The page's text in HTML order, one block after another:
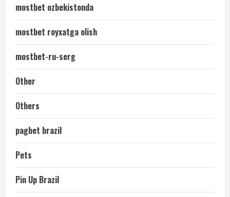
mostbet ozbekistonda
mostbet royxatga olish
mostbet-ru-serg
Other
Others
pagbet brazil
Pets
Pin Up Brazil